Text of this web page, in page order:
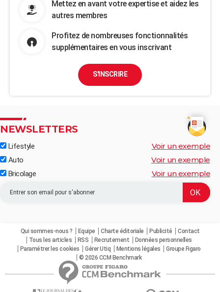
Mettez en avant votre expertise et aidez les
autres membres
Profitez de nombreuses fonctionnalités
supplémentaires en vous inscrivant
S'INSCRIRE
NEWSLETTERS
Lifestyle Voir un exemple
Auto Voir un exemple
Bricolage Voir un exemple
Qui sommes-nous ? Equipe Charte éditoriale Publicité
Contact
Tous les articles
RSS Recrutement
Données personnelles
Paramétrer les cookies
Gérer Utiq Mentions légales
Groupe Figaro
© 2026 CCM Benchmark